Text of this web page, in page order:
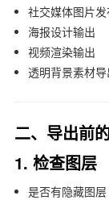
社交媒体图片发
海报设计输出
视频渲染输出
透明背景素材导
二、导出前
1. 检查图层
是否有隐藏图层